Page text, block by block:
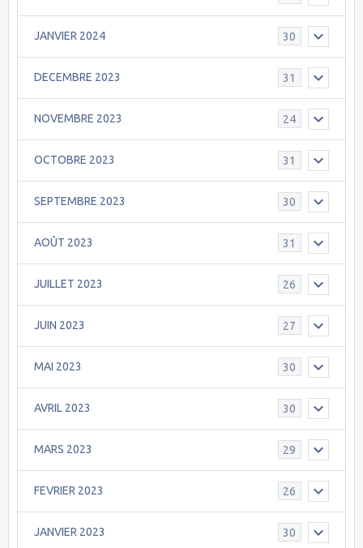
JANVIER 2024 30
DECEMBRE 2023 31
NOVEMBRE 2023 24
OCTOBRE 2023 31
SEPTEMBRE 2023 30
AOÛT 2023 31
JUILLET 2023 26
JUIN 2023 27
MAI 2023 30
AVRIL 2023 30
MARS 2023 29
FEVRIER 2023 26
JANVIER 2023 30